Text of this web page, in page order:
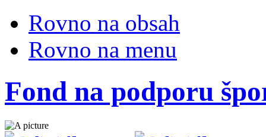
Rovno na obsah
Rovno na menu
Fond na podporu